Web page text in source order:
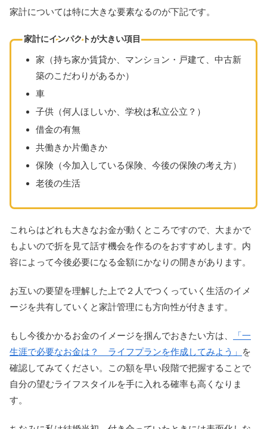
家計については特に大きな要素なるのが下記です。
家計にインパクトが大きい項目
家（持ち家か賃貸か、マンション・戸建て、中古新
築のこだわりがあるか）
車
子供（何人ほしいか、学校は私立公立？）
借金の有無
共働きか片働きか
保険（今加入している保険、今後の保険の考え方）
老後の生活
これらはどれも大きなお金が動くところですので、大まかで
もよいので折を見て話す機会を作るのをおすすめします。内
容によって今後必要になる金額にかなりの開きがあります。
お互いの要望を理解した上で２人でつくっていく生活のイメ
ージを共有していくと家計管理にも方向性が付きます。
もし今後かかるお金のイメージを掴んでおきたい方は、
「一
生涯で必要なお金は？ ライフプランを作成してみよう」
を
確認してみてください。この額を早い段階で把握することで
自分の望むライフスタイルを手に入れる確率も高くなりま
す。